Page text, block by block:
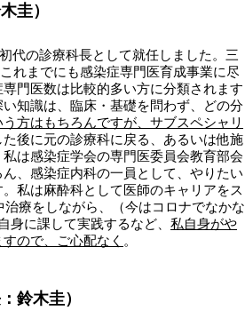
圭）
代の診療科長として就任しました。三
れまでにも感染症専門医育成事業に尽
門医数は比較的多い方に分類されます
知識は、臨床・基礎を問わず、どの分
方はもちろんですが、サブスペシャリ
後に元の診療科に戻る、あるいは他施
は感染症学会の専門医委員会教育部会
、感染症内科の一員として、やりたい
私は麻酔科として医師のキャリアをス
療をしながら、（今はコロナでなかな
に課して実践するなど、 私自身がや
ので、ご心配なく 。
鈴木圭）